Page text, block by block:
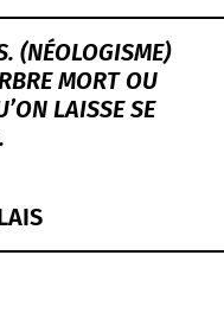
(NÉOLOGISME)
MORT OU
LAISSE SE